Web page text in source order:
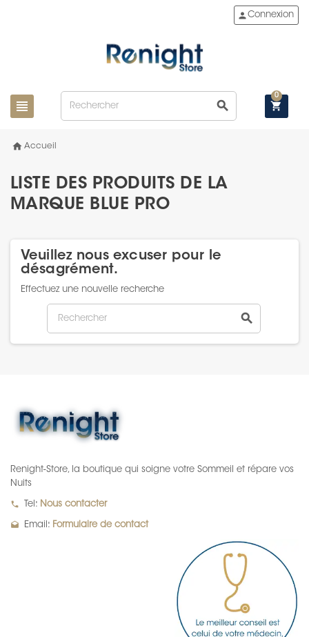
view_headline search
personConnexion
shopping_cart
0
home Accueil
LISTE DES PRODUITS DE LA
MARQUE BLUE PRO
Veuillez nous excuser pour le
désagrément.
Effectuez une nouvelle recherche
search
Renight-Store, la boutique qui soigne votre Sommeil et répare vos
Nuits
local_phone Tel: Nous contacter
drafts Email: Formulaire de contact